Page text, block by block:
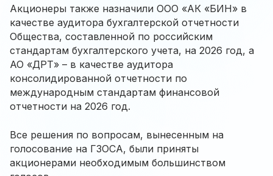
Акционеры также назначили ООО «АК «БИН» в
качестве аудитора бухгалтерской отчетности
Общества, составленной по российским
стандартам бухгалтерского учета, на 2026 год, а
АО «ДРТ» – в качестве аудитора
консолидированной отчетности по
международным стандартам финансовой
отчетности на 2026 год.
Все решения по вопросам, вынесенным на
голосование на ГЗОСА, были приняты
акционерами необходимым большинством